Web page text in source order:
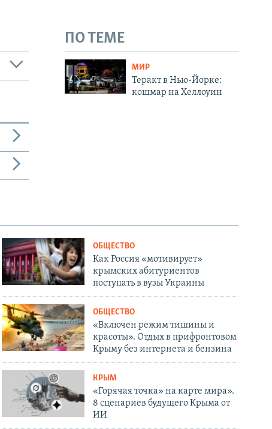
ПО ТЕМЕ
МИР
Теракт в Нью-Йорке:
кошмар на Хеллоуин
ОБЩЕСТВО
Как Россия «мотивирует»
крымских абитуриентов
поступать в вузы Украины
ОБЩЕСТВО
«Включен режим тишины и
красоты». Отдых в прифронтовом
Крыму без интернета и бензина
КРЫМ
«Горячая точка» на карте мира».
8 сценариев будущего Крыма от
ИИ